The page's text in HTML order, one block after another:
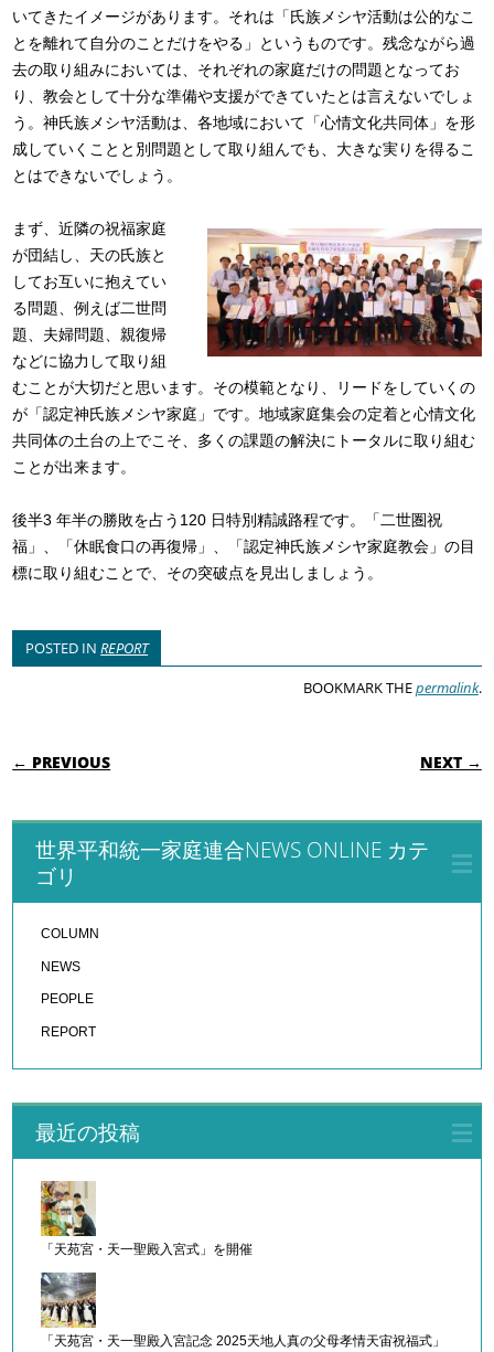
いてきたイメージがあります。それは「氏族メシヤ活動は公的なこ
とを離れて自分のことだけをやる」というものです。残念ながら過
去の取り組みにおいては、それぞれの家庭だけの問題となってお
り、教会として十分な準備や支援ができていたとは言えないでしょ
う。神氏族メシヤ活動は、各地域において「心情文化共同体」を形
成していくことと別問題として取り組んでも、大きな実りを得るこ
とはできないでしょう。
まず、近隣の祝福家庭
が団結し、天の氏族と
してお互いに抱えてい
る問題、例えば二世問
題、夫婦問題、親復帰
などに協力して取り組
むことが大切だと思います。その模範となり、リードをしていくの
が「認定神氏族メシヤ家庭」です。地域家庭集会の定着と心情文化
共同体の土台の上でこそ、多くの課題の解決にトータルに取り組む
ことが出来ます。
後半3 年半の勝敗を占う120 日特別精誠路程です。「二世圏祝
福」、「休眠食口の再復帰」、「認定神氏族メシヤ家庭教会」の目
標に取り組むことで、その突破点を見出しましょう。
POSTED INREPORT
BOOKMARK THEpermalink.
POST NAVIGATION
← PREVIOUS NEXT →
世界平和統一家庭連合NEWS ONLINE カテ
ゴリ
COLUMN
NEWS
PEOPLE
REPORT
最近の投稿
「天苑宮・天一聖殿入宮式」を開催
「天苑宮・天一聖殿入宮記念 2025天地人真の父母孝情天宙祝福式」